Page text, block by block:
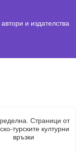
и издателства
Страници от
турските културни
връзки